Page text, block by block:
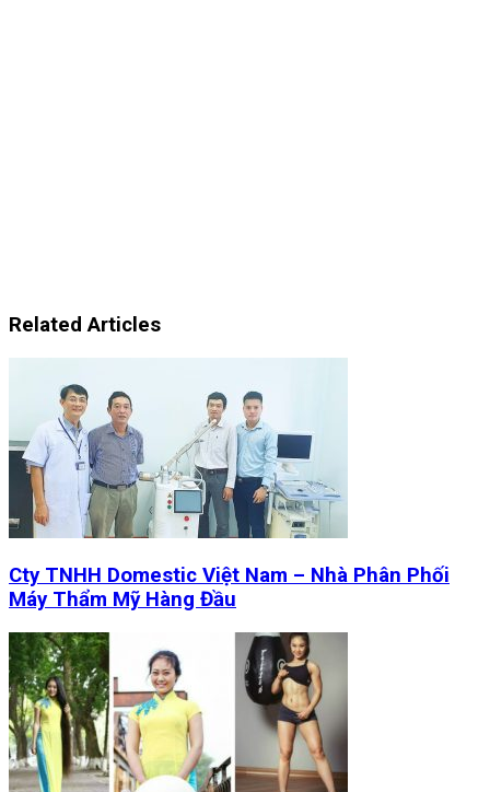
Related Articles
Cty TNHH Domestic Việt Nam – Nhà Phân Phối
Máy Thẩm Mỹ Hàng Đầu